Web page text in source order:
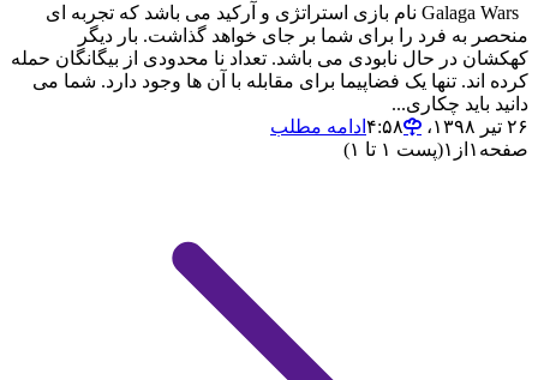
Galaga Wars نام بازی استراتژی و آرکید می باشد که تجربه ای
منحصر به فرد را برای شما بر جای خواهد گذاشت. بار دیگر
کهکشان در حال نابودی می باشد. تعداد نا محدودی از بیگانگان حمله
کرده اند. تنها یک فضاپیما برای مقابله با آن ها وجود دارد. شما می
دانید باید چکاری...
۲۶ تیر ۱۳۹۸،‏ ۴:۵۸
ادامه مطلب
صفحه ۱ از ۱(پست ۱ تا ۱)